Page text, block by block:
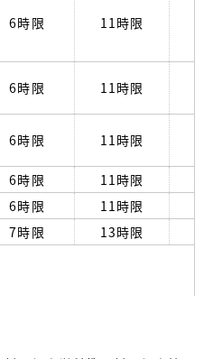
6時限
11時限
6時限 11時限
6時限 11時限
6時限 11時限
6時限 11時限
7時限 13時限